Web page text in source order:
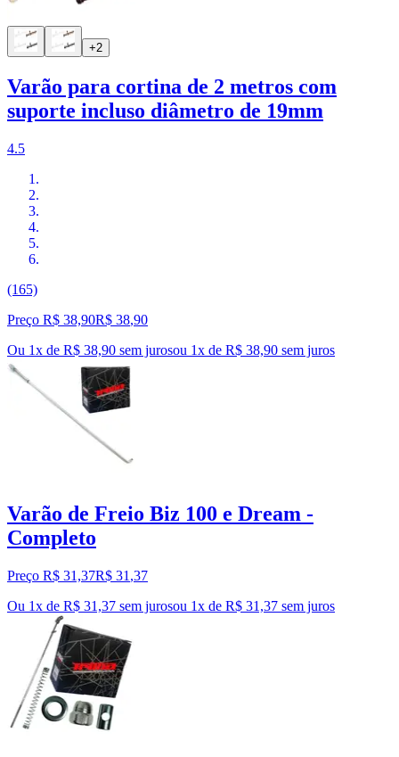
+2
Varão para cortina de 2 metros com
suporte incluso diâmetro de 19mm
4.5
(165)
Preço R$ 38,90R$ 38,90
Ou 1x de R$ 38,90 sem jurosou 1x de R$ 38,90 sem juros
Varão de Freio Biz 100 e Dream -
Completo
Preço R$ 31,37R$ 31 ,37
Ou 1x de R$ 31,37 sem jurosou 1x de R$ 31,37 sem juros